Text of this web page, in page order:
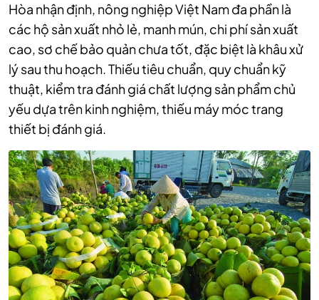
Hòa nhận định, nông nghiệp Việt Nam đa phần là
các hộ sản xuất nhỏ lẻ, manh mún, chi phí sản xuất
cao, sơ chế bảo quản chưa tốt, đặc biệt là khâu xử
lý sau thu hoạch. Thiếu tiêu chuẩn, quy chuẩn kỹ
thuật, kiểm tra đánh giá chất lượng sản phẩm chủ
yếu dựa trên kinh nghiệm, thiếu máy móc trang
thiết bị đánh giá.